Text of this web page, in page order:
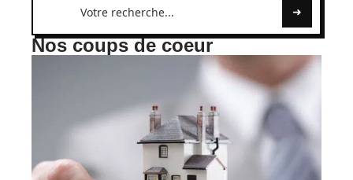
Nos coups de coeur